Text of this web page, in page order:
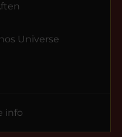
Universe
info